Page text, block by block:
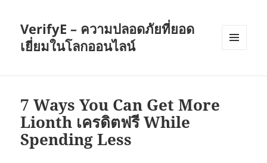
VerifyE – ความปลอดภัยที่ยอด
เยี่ยมในโลกออนไลน์
7 Ways You Can Get More
Lionth เครดิตฟรี While
Spending Less